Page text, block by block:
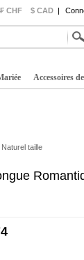
₣ CHF $ CAD |
Accessoires
taille